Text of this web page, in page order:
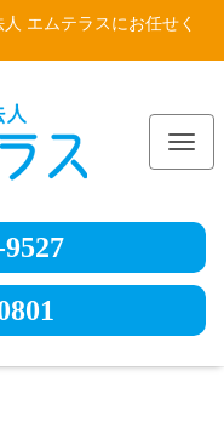
エムテラスにお任せく